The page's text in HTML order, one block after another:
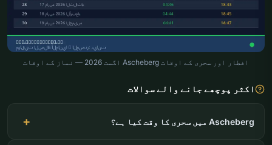
افطار اور سحری کے اوقات Ascheberg اگست 2026 — نماز کے اوقات
اکثر پوچھے جانے والے سوالات
Ascheberg میں سحری کا وقت کیا ہے؟